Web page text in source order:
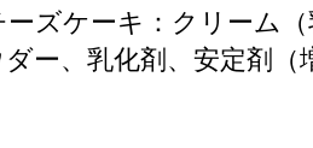
ズケーキ：クリーム
ー、乳化剤、安定剤（